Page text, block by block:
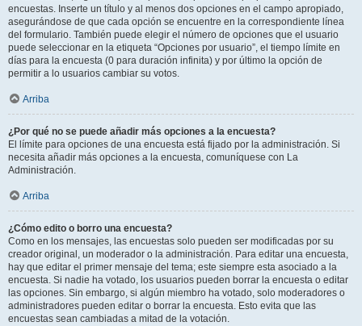
encuestas. Inserte un título y al menos dos opciones en el campo apropiado,
asegurándose de que cada opción se encuentre en la correspondiente línea
del formulario. También puede elegir el número de opciones que el usuario
puede seleccionar en la etiqueta “Opciones por usuario”, el tiempo límite en
días para la encuesta (0 para duración infinita) y por último la opción de
permitir a lo usuarios cambiar su votos.
Arriba
¿Por qué no se puede añadir más opciones a la encuesta?
El límite para opciones de una encuesta está fijado por la administración. Si
necesita añadir más opciones a la encuesta, comuníquese con La
Administración.
Arriba
¿Cómo edito o borro una encuesta?
Como en los mensajes, las encuestas solo pueden ser modificadas por su
creador original, un moderador o la administración. Para editar una encuesta,
hay que editar el primer mensaje del tema; este siempre esta asociado a la
encuesta. Si nadie ha votado, los usuarios pueden borrar la encuesta o editar
las opciones. Sin embargo, si algún miembro ha votado, solo moderadores o
administradores pueden editar o borrar la encuesta. Esto evita que las
encuestas sean cambiadas a mitad de la votación.